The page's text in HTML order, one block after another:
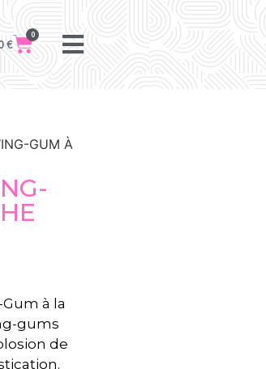
€
0
GUM À
à la
gums
de